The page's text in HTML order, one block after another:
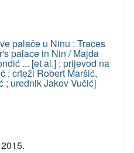
palače u Ninu : Traces
palace in Nin / Majda
... [et al.] ; prijevod na
; crteži Robert Maršić,
; urednik Jakov Vučić]